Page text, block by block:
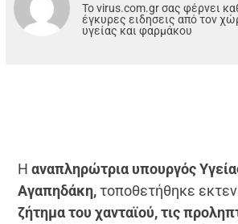
Το virus.com.gr σας φέρνει
έγκυρες ειδησεις από τον
υγείας και φαρμάκου
Ηαναπληρώτρια υπουργός
Αγαπηδάκη,τοποθετήθηκε
ζήτημα του χανταϊού, τις